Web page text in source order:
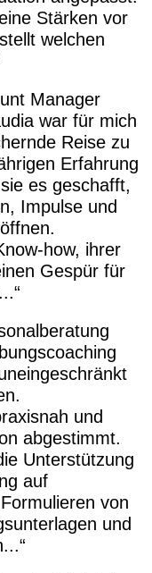
Stärken vor
welchen
Manager
war für mich
Reise zu
Erfahrung
es geschafft,
Impulse und
how, ihrer
Gespür für
und
abgestimmt.
Unterstützung
auf
von
und